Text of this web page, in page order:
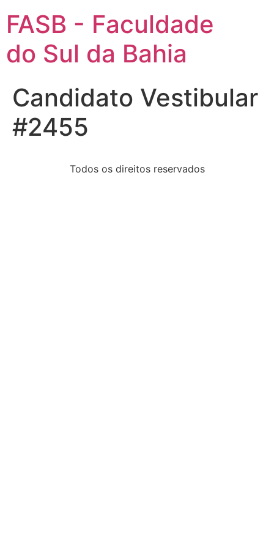
FASB - Faculdade
do Sul da Bahia
Candidato Vestibular
#2455
Todos os direitos reservados